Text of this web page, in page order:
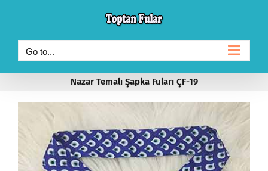
content
Go to...
Nazar Temalı Şapka Fuları ÇF-19